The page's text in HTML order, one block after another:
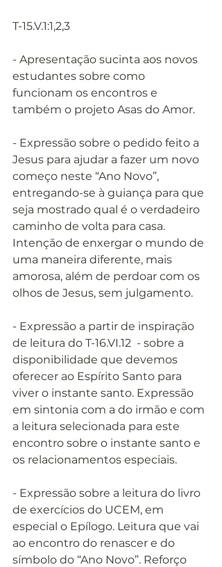
T-15.V.1:1,2,3
- Apresentação sucinta aos novos
estudantes sobre como
funcionam os encontros e
também o projeto Asas do Amor.
- Expressão sobre o pedido feito a
Jesus para ajudar a fazer um novo
começo neste “Ano Novo”,
entregando-se à guiança para que
seja mostrado qual é o verdadeiro
caminho de volta para casa.
Intenção de enxergar o mundo de
uma maneira diferente, mais
amorosa, além de perdoar com os
olhos de Jesus, sem julgamento.
- Expressão a partir de inspiração
de leitura do T-16.VI.12  - sobre a
disponibilidade que devemos
oferecer ao Espírito Santo para
viver o instante santo. Expressão
em sintonia com a do irmão e com
a leitura selecionada para este
encontro sobre o instante santo e
os relacionamentos especiais.
- Expressão sobre a leitura do livro
de exercícios do UCEM, em
especial o Epílogo. Leitura que vai
ao encontro do renascer e do
símbolo do “Ano Novo”. Reforço